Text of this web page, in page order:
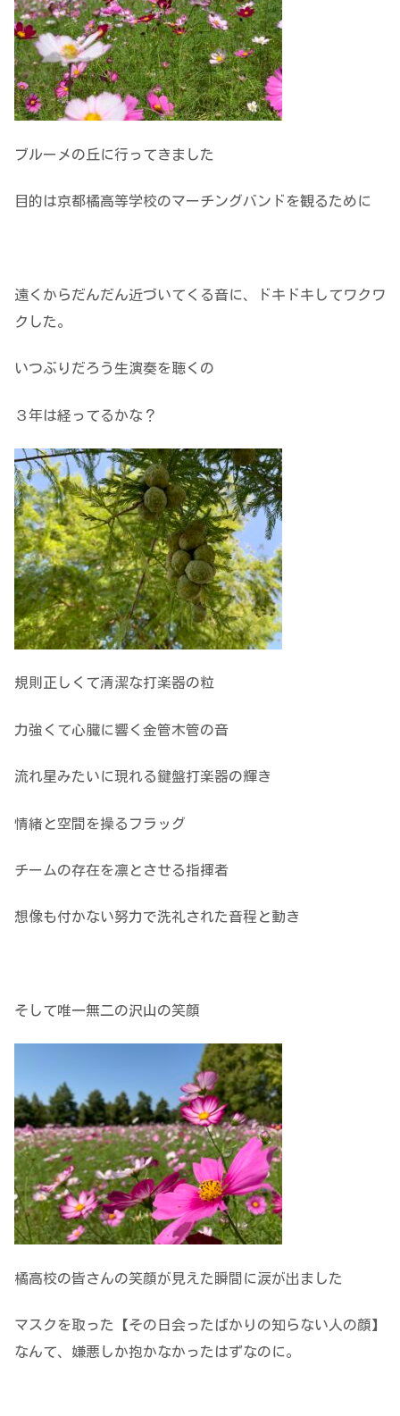
ブルーメの丘に行ってきました
目的は京都橘高等学校のマーチングバンドを観るために
遠くからだんだん近づいてくる音に、ドキドキしてワクワ
クした。
いつぶりだろう生演奏を聴くの
３年は経ってるかな？
規則正しくて清潔な打楽器の粒
力強くて心臓に響く金管木管の音
流れ星みたいに現れる鍵盤打楽器の輝き
情緒と空間を操るフラッグ
チームの存在を凛とさせる指揮者
想像も付かない努力で洗礼された音程と動き
そして唯一無二の沢山の笑顔
橘高校の皆さんの笑顔が見えた瞬間に涙が出ました
マスクを取った【その日会ったばかりの知らない人の顔】
なんて、嫌悪しか抱かなかったはずなのに。